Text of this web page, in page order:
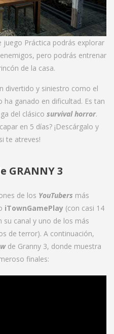
juego Práctica podrás explorar
pero podrás entrenar
de la casa.
divertido y siniestro como el
ha ganado en dificultad. Es tan
del clásico survival horror.
en 5 días? ¡Descárgalo y
te atreves!
GRANNY 3
de los YouTubers más
iTownGamePlay(con casi 14
su canal y uno de los más
de terror). A continuación,
de Granny 3, donde muestra
finales: